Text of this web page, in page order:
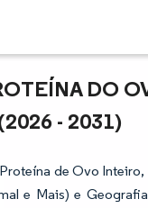
DO
- 2031)
de Ovo Inteiro,
e Mais) e